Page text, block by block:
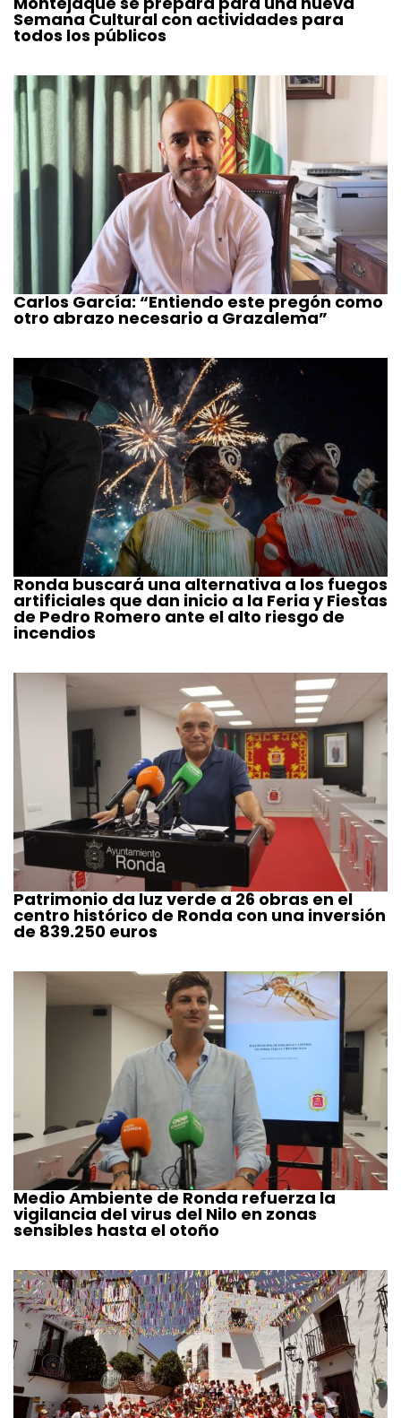
Semana Cultural con actividades para
todos los públicos
Carlos García: “Entiendo este pregón como
otro abrazo necesario a Grazalema”
Ronda buscará una alternativa a los fuegos
artificiales que dan inicio a la Feria y Fiestas
de Pedro Romero ante el alto riesgo de
incendios
Patrimonio da luz verde a 26 obras en el
centro histórico de Ronda con una inversión
de 839.250 euros
Medio Ambiente de Ronda refuerza la
vigilancia del virus del Nilo en zonas
sensibles hasta el otoño